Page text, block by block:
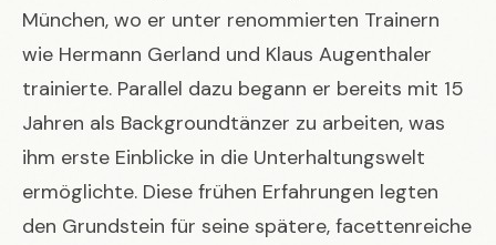
München, wo er unter renommierten Trainern
wie Hermann Gerland und Klaus Augenthaler
trainierte. Parallel dazu begann er bereits mit 15
Jahren als Backgroundtänzer zu arbeiten, was
ihm erste Einblicke in die Unterhaltungswelt
ermöglichte. Diese frühen Erfahrungen legten
den Grundstein für seine spätere, facettenreiche